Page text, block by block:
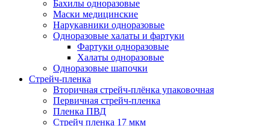
Бахилы одноразовые
Маски медицинские
Нарукавники одноразовые
Одноразовые халаты и фартуки
Фартуки одноразовые
Халаты одноразовые
Одноразовые шапочки
Стрейч-пленка
Вторичная стрейч-плёнка упаковочная
Первичная стрейч-пленка
Пленка ПВД
Стрейч пленка 17 мкм